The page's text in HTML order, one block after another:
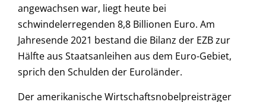
angewachsen war, liegt heute bei
schwindelerregenden 8,8 Billionen Euro. Am
Jahresende 2021 bestand die Bilanz der EZB zur
Hälfte aus Staatsanleihen aus dem Euro-Gebiet,
sprich den Schulden der Euroländer.
Der amerikanische Wirtschaftsnobelpreisträger